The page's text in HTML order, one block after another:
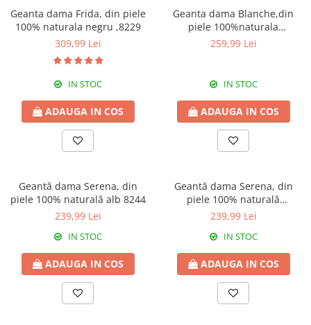
Genți Albastre
Genți Albe
Genți Argintii
Genți Bleumarin
Genți Bordo
Genți Cafenii
Genți Caramel
Genți Corai
Genți Crem
Genți Galbene
Genți Maro
Genți Multicolore
Genți Nude
Geanta dama Frida, din piele
100% naturala negru ,8229
309,99 Lei
IN STOC
ADAUGA IN COS
Geanta dama Blanche,din
piele 100%naturala
Italia,8246,nude
259,99 Lei
IN STOC
ADAUGA IN COS
Geantă dama Serena, din
piele 100% naturală alb 8244
239,99 Lei
IN STOC
ADAUGA IN COS
Geantă dama Serena, din
piele 100% naturală
bleumarin 8244
239,99 Lei
IN STOC
ADAUGA IN COS